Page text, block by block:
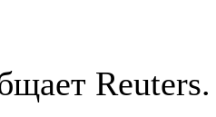
Reuters.